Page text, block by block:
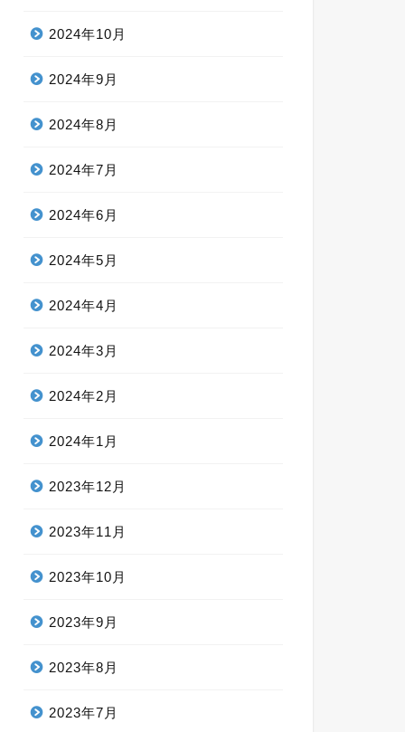
2024年10月
2024年9月
2024年8月
2024年7月
2024年6月
2024年5月
2024年4月
2024年3月
2024年2月
2024年1月
2023年12月
2023年11月
2023年10月
2023年9月
2023年8月
2023年7月